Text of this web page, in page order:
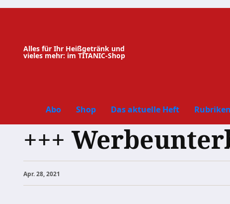
Zum
Alles für Ihr Heißgetränk und
vieles mehr: im TITANIC-Shop
Abo Shop Das aktuelle Heft Rubriken
+++
Apr. 28, 2021